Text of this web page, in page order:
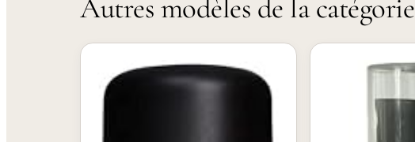
Autres modèles de la catégorie